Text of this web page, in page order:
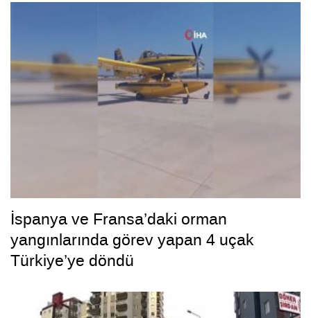
İspanya ve Fransa’daki orman
yangınlarında görev yapan 4 uçak
Türkiye’ye döndü